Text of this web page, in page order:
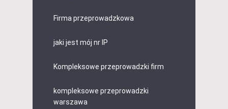
Firma przeprowadzkowa
jaki jest mój nr IP
Kompleksowe przeprowadzki firm
kompleksowe przeprowadzki
warszawa